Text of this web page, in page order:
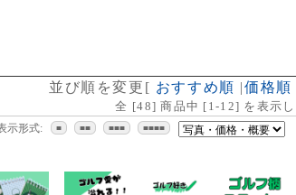
並び順を変更 [ おすすめ順 |価格順
全 [48] 商品中 [ 1-12] を表示し
示形式: ■ ■■ ■■■ ■■■■